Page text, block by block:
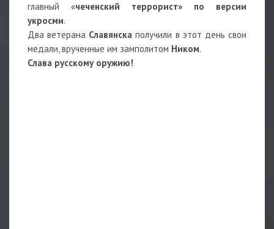
главный «чеченский террорист» по версии
укросми.
Два ветерана Славянска получили в этот день свои
медали, врученные им замполитом Ником.
Слава русскому оружию!